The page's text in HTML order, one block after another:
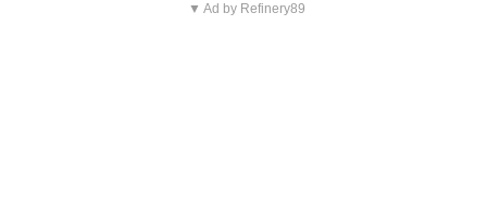
▼ Ad by Refinery89